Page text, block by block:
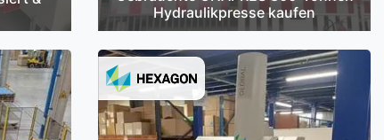
Hydraulikpresse kaufen